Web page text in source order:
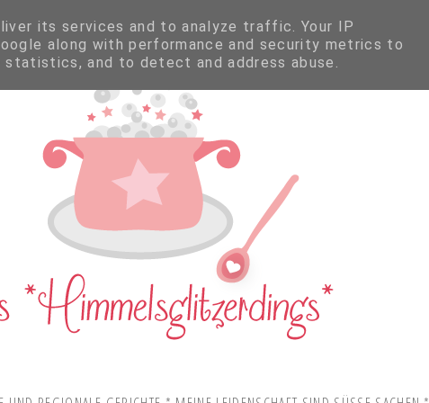
its services and to analyze traffic. Your IP
along with performance and security metrics to
and to detect and address abuse.